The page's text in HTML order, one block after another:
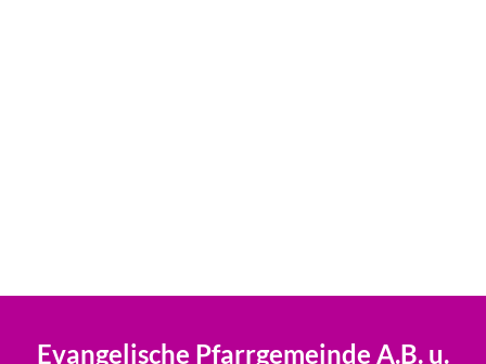
Evangelische Pfarrgemeinde A.B. u.